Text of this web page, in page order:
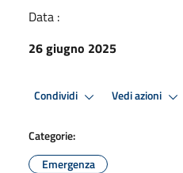
Data :
26 giugno 2025
Condividi Vedi azioni
Categorie:
Emergenza